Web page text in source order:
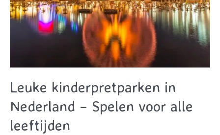
Leuke kinderpretparken in
Nederland – Spelen voor alle
leeftijden